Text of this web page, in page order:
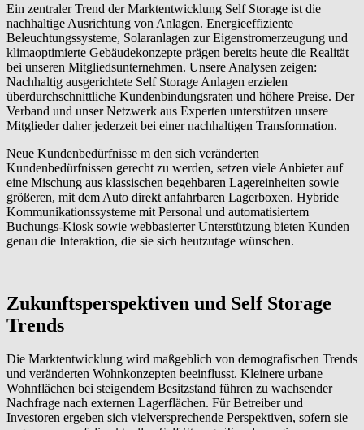
Ein zentraler Trend der Marktentwicklung Self Storage ist die
nachhaltige Ausrichtung von Anlagen. Energieeffiziente
Beleuchtungssysteme, Solaranlagen zur Eigenstromerzeugung und
klimaoptimierte Gebäudekonzepte prägen bereits heute die Realität
bei unseren Mitgliedsunternehmen. Unsere Analysen zeigen:
Nachhaltig ausgerichtete Self Storage Anlagen erzielen
überdurchschnittliche Kundenbindungsraten und höhere Preise. Der
Verband und unser Netzwerk aus Experten unterstützen unsere
Mitglieder daher jederzeit bei einer nachhaltigen Transformation.
Neue Kundenbedürfnisse m den sich veränderten
Kundenbedürfnissen gerecht zu werden, setzen viele Anbieter auf
eine Mischung aus klassischen begehbaren Lagereinheiten sowie
größeren, mit dem Auto direkt anfahrbaren Lagerboxen. Hybride
Kommunikationssysteme mit Personal und automatisiertem
Buchungs-Kiosk sowie webbasierter Unterstützung bieten Kunden
genau die Interaktion, die sie sich heutzutage wünschen.
Zukunftsperspektiven und Self Storage
Trends
Die Marktentwicklung wird maßgeblich von demografischen Trends
und veränderten Wohnkonzepten beeinflusst. Kleinere urbane
Wohnflächen bei steigendem Besitzstand führen zu wachsender
Nachfrage nach externen Lagerflächen. Für Betreiber und
Investoren ergeben sich vielversprechende Perspektiven, sofern sie